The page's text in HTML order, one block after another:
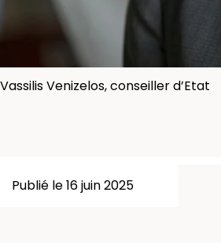
Vassilis Venizelos, conseiller d’Etat
Publié le 16 juin 2025